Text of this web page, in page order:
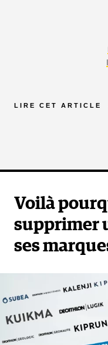
LIRE CET ARTICLE
Voilà
supprimer
ses